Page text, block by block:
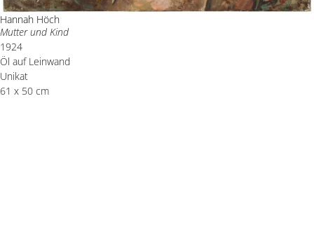
Hannah Höch
Mutter und Kind
1924
Öl auf Leinwand
Unikat
61 x 50 cm